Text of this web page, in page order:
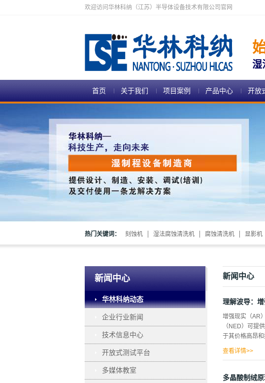
欢迎访问华林科纳（江苏）半导体设备技术有限公司官网
湿
首页 关于我们 项目案例 产品中心 开放
热门关键词： 刻蚀机 湿法腐蚀清洗机 腐蚀清洗机 显影机
新闻中心
华林科纳动态
企业行业新闻
技术信息中心
开放式测试平台
多媒体教室
新闻中心
理解波导：
增强现实（AR
（NED）可提
于其价格高昂
关注的焦点。
查看详情>>
多晶酸制绒